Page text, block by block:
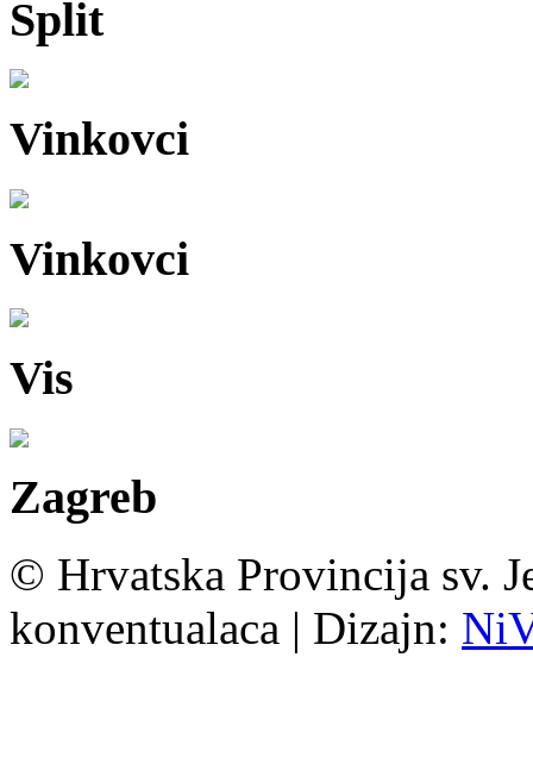
Split
Vinkovci
Vinkovci
Vis
Zagreb
© Hrvatska Provincija sv.
konventualaca | Dizajn: